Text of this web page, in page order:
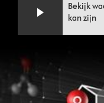
Bekijk
kan zijn